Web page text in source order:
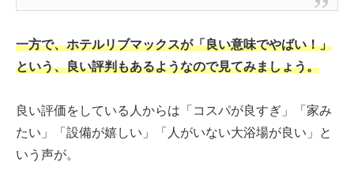
一方で、ホテルリブマックスが「良い意味でやばい！」
という、良い評判もあるようなので見てみましょう。
良い評価をしている人からは「コスパが良すぎ」「家み
たい」「設備が嬉しい」「人がいない大浴場が良い」と
いう声が。